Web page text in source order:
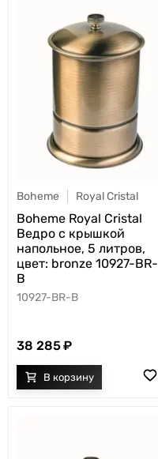
Boheme Royal Cristal
Boheme Royal Cristal
Ведро с крышкой
напольное, 5 литров,
цвет: bronze 10927-BR-
B
10927-BR-B
38 285